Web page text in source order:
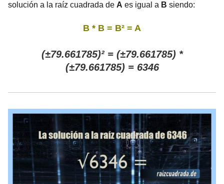
solución a la raíz cuadrada de A es igual a B siendo:
B * B = B² = A
(±79.661785)² = (±79.661785) *
(±79.661785) = 6346